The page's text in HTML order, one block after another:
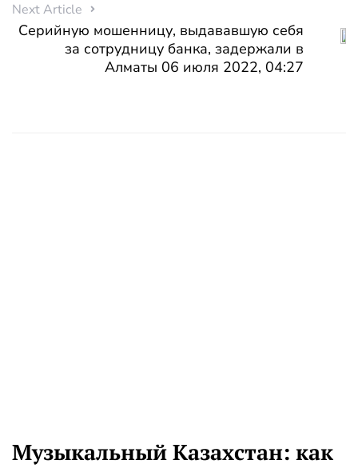
Next Article
Серийную мошенницу, выдававшую себя
за сотрудницу банка, задержали в
Алматы 06 июля 2022, 04:27
Музыкальный Казахстан: как